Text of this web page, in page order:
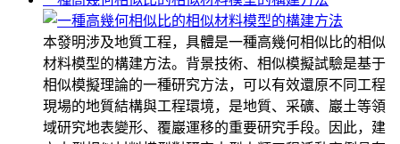
本發明涉及地質工程，具體是一種高幾何相似比的相似
材料模型的構建方法。背景技術、相似模擬試驗是基于
相似模擬理論的一種研究方法，可以有效還原不同工程
現場的地質結構與工程環境，是地質、采礦、巖土等領
域研究地表變形、覆巖運移的重要研究手段。因此，建